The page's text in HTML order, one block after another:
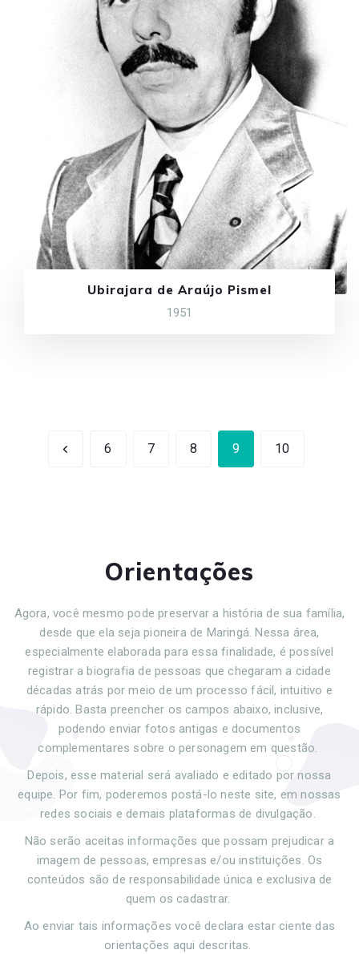
Ubirajara de Araújo Pismel
1951
6 7 8 9 10
Orientações
Agora, você mesmo pode preservar a história de sua família,
desde que ela seja pioneira de Maringá. Nessa área,
especialmente elaborada para essa finalidade, é possível
registrar a biografia de pessoas que chegaram a cidade
décadas atrás por meio de um processo fácil, intuitivo e
rápido. Basta preencher os campos abaixo, inclusive,
podendo enviar fotos antigas e documentos
complementares sobre o personagem em questão.
Depois, esse material será avaliado e editado por nossa
equipe. Por fim, poderemos postá-lo neste site, em nossas
redes sociais e demais plataformas de divulgação.
Não serão aceitas informações que possam prejudicar a
imagem de pessoas, empresas e/ou instituições. Os
conteúdos são de responsabilidade única e exclusiva de
quem os cadastrar.
Ao enviar tais informações você declara estar ciente das
orientações aqui descritas.